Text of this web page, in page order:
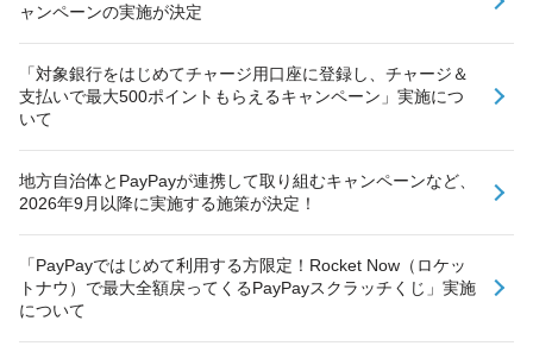
ャンペーンの実施が決定
「対象銀行をはじめてチャージ用口座に登録し、チャージ＆
支払いで最大500ポイントもらえるキャンペーン」実施につ
いて
地方自治体とPayPayが連携して取り組むキャンペーンなど、
2026年9月以降に実施する施策が決定！
「PayPayではじめて利用する方限定！Rocket Now（ロケッ
トナウ）で最大全額戻ってくるPayPayスクラッチくじ」実施
について